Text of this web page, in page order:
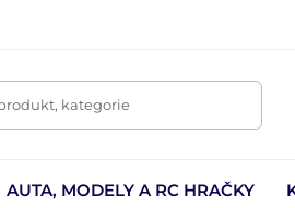
kategorie
AUTA, MODELY A RC HRAČKY